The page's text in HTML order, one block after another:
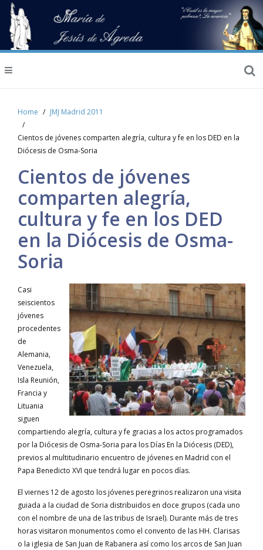
Home JMJ Madrid 2011
Cientos de jóvenes comparten alegría, cultura y fe en los DED en la
Diócesis de Osma-Soria
Cientos de jóvenes
comparten alegría,
cultura y fe en los DED
en la Diócesis de Osma-
Soria
Casi
seiscientos
jóvenes
procedentes
de
Alemania,
Venezuela,
Isla Reunión,
Francia y
Lituania
siguen
compartiendo alegría, cultura y fe gracias a los actos programados
por la Diócesis de Osma-Soria para los Días En la Diócesis (DED),
previos al multitudinario encuentro de jóvenes en Madrid con el
Papa Benedicto XVI que tendrá lugar en pocos días.
El viernes 12 de agosto los jóvenes peregrinos realizaron una visita
guiada a la ciudad de Soria distribuidos en doce grupos (cada uno
con el nombre de una de las tribus de Israel). Durante más de tres
horas visitaron monumentos como el convento de las HH. Clarisas
o la iglesia de San Juan de Rabanera así como los arcos de San Juan